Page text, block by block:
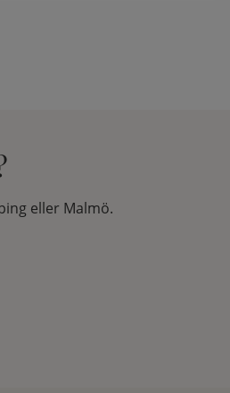
eller Malmö.